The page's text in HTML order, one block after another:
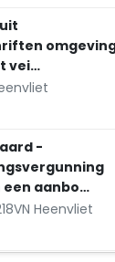
vei…
-
aanbo…
Heenvliet